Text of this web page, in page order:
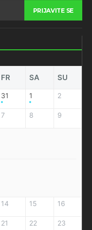
PRIJAVITE SE
FR SA SU
31 1 2
7 8 9
14 15 16
21 22 23